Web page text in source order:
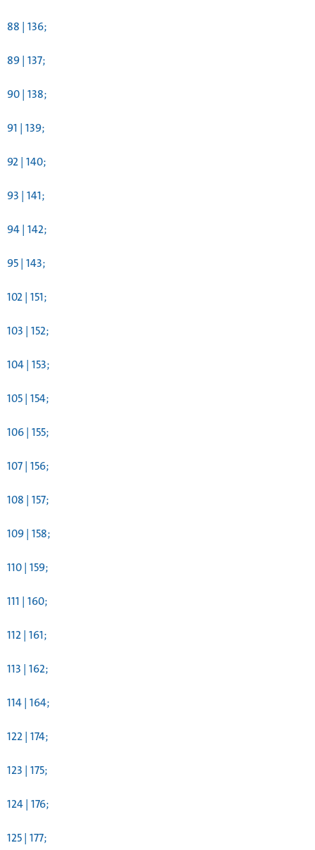
88 | 136;
89 | 137;
90 | 138;
91 | 139;
92 | 140;
93 | 141;
94 | 142;
95 | 143;
102 | 151;
103 | 152;
104 | 153;
105 | 154;
106 | 155;
107 | 156;
108 | 157;
109 | 158;
110 | 159;
111 | 160;
112 | 161;
113 | 162;
114 | 164;
122 | 174;
123 | 175;
124 | 176;
125 | 177;